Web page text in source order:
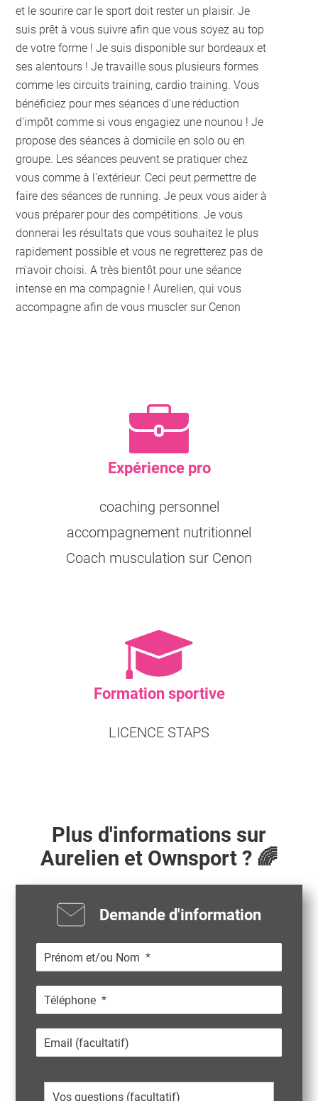
et le sourire car le sport doit rester un plaisir. Je
suis prêt à vous suivre afin que vous soyez au top
de votre forme ! Je suis disponible sur bordeaux et
ses alentours ! Je travaille sous plusieurs formes
comme les circuits training, cardio training. Vous
bénéficiez pour mes séances d'une réduction
d'impôt comme si vous engagiez une nounou ! Je
propose des séances à domicile en solo ou en
groupe. Les séances peuvent se pratiquer chez
vous comme à l'extérieur. Ceci peut permettre de
faire des séances de running. Je peux vous aider à
vous préparer pour des compétitions. Je vous
donnerai les résultats que vous souhaitez le plus
rapidement possible et vous ne regretterez pas de
m'avoir choisi. A très bientôt pour une séance
intense en ma compagnie ! Aurelien, qui vous
accompagne afin de vous muscler sur Cenon
Expérience pro
coaching personnel
accompagnement nutritionnel
Coach musculation sur Cenon
Formation sportive
LICENCE STAPS
Plus d'informations sur
Aurelien et Ownsport ? 🌈
Demande d'information